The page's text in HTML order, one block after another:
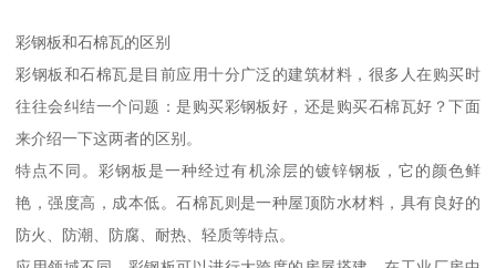
彩钢板和石棉瓦的区别
彩钢板和石棉瓦是目前应用十分广泛的建筑材料，很多人在购买时
往往会纠结一个问题：是购买彩钢板好，还是购买石棉瓦好？下面
来介绍一下这两者的区别。
特点不同。彩钢板是一种经过有机涂层的镀锌钢板，它的颜色鲜
艳，强度高，成本低。石棉瓦则是一种屋顶防水材料，具有良好的
防火、防潮、防腐、耐热、轻质等特点。